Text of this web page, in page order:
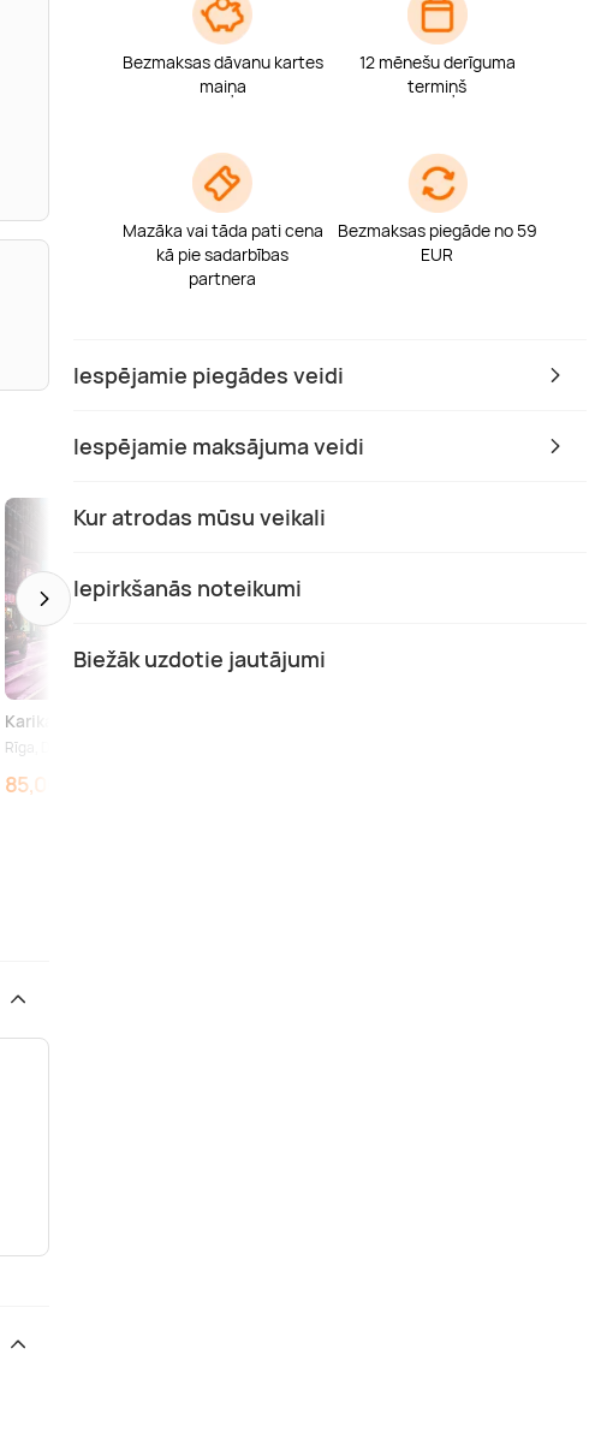
Bezmaksas dāvanu kartes
maiņa
12 mēnešu derīguma
termiņš
Mazāka vai tāda pati cena
kā pie sadarbības
partnera
Bezmaksas piegāde no 59
EUR
Iespējamie piegādes veidi
Iespējamie maksājuma veidi
Kur atrodas mūsu veikali
Iepirkšanās noteikumi
Biežāk uzdotie jautājumi
Karikatūru zīmēšana uz audekla
Rīga, Daugavpils, Vidzeme, Latgale
85,00 €